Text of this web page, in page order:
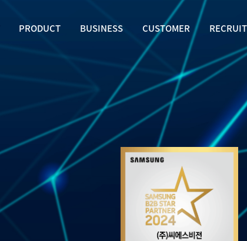
PRODUCT BUSINESS CUSTOMER RECRUIT